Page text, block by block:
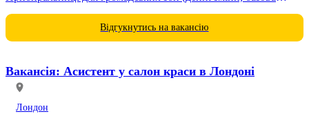
Відгукнутись на вакансію
Вакансія: Асистент у салон краси в Лондоні
Лондон